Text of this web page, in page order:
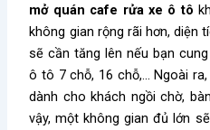
mở quán cafe rửa xe ô tô
không gian rộng rãi hơn, diện
sẽ cần tăng lên nếu bạn
ô tô 7 chỗ, 16 chỗ,… Ngoài
dành cho khách ngồi chờ,
vậy, một không gian đủ lớn